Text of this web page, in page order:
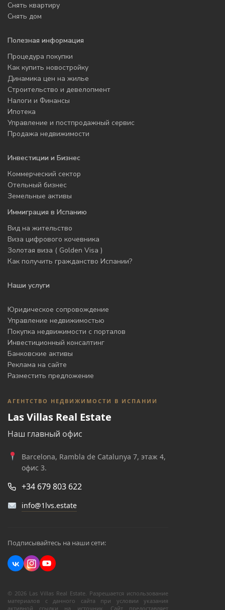
Снять квартиру
Снять дом
Полезная информация
Процедура покупки
Как купить новостройку
Динамика цен на жилье
Строительство и девелопмент
Налоги и Финансы
Ипотека
Управление и постпродажный сервис
Продажа недвижимости
Инвестиции и Бизнес
Коммерческий сектор
Отельный бизнес
Земельные активы
Иммиграция в Испанию
Вид на жительство
Виза цифрового кочевника
Золотая виза ( Golden Visa )
Как получить гражданство Испании?
Наши услуги
Юридическое сопровождение
Управление недвижимостью
Покупка недвижимости с порталов
Инвестиционный консалтинг
Банковские активы
Реклама на сайте
Разместить предложение
АГЕНТСТВО НЕДВИЖИМОСТИ В ИСПАНИИ
Las Villas Real Estate
Наш главный офис
Barcelona, Rambla de Catalunya 7, этаж 4,
офис 3.
+34 679 803 622
info@1lvs.estate
Подписывайтесь на наши сети:
© 2026 Las Villas Real Estate. Разрешается использование
материалов с данного сайта при условии указания
активной ссылки на источник. Сайт предоставляет